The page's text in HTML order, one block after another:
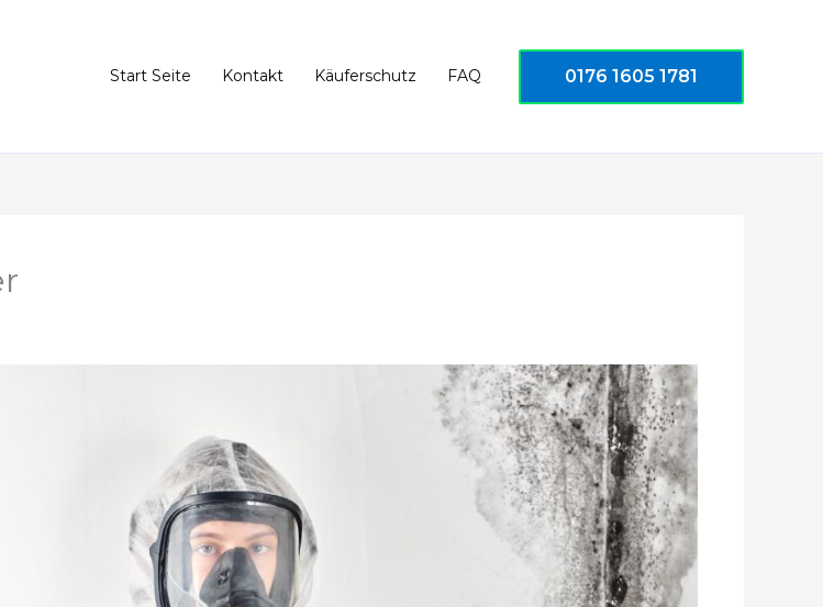
Start Seite Kontakt Käuferschutz FAQ 0176 1605 1781